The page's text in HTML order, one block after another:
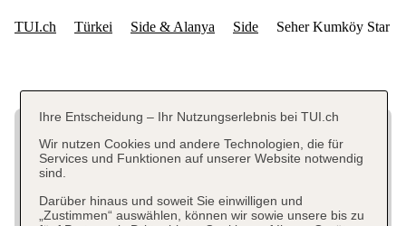
Ihre Entscheidung – Ihr Nutzungserlebnis bei TUI.ch
Wir nutzen Cookies und andere Technologien, die für
Services und Funktionen auf unserer Website notwendig
sind.
Darüber hinaus und soweit Sie einwilligen und
„Zustimmen“ auswählen, können wir sowie unsere bis zu